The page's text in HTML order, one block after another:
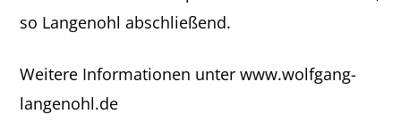
so Langenohl abschließend.
Weitere Informationen unter www.wolfgang-
langenohl.de